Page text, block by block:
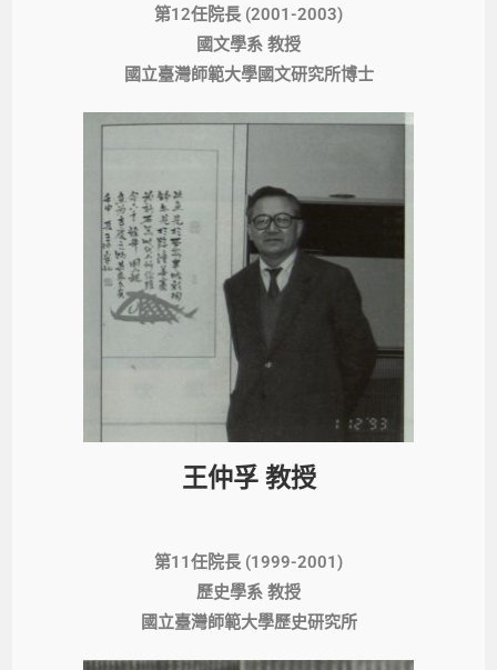
第12任院長 (2001-2003)
國文學系 教授
國立臺灣師範大學國文研究所博士​
王仲孚 教授
第11任院長 (1999-2001)
歷史學系 教授
國立臺灣師範大學歷史研究所